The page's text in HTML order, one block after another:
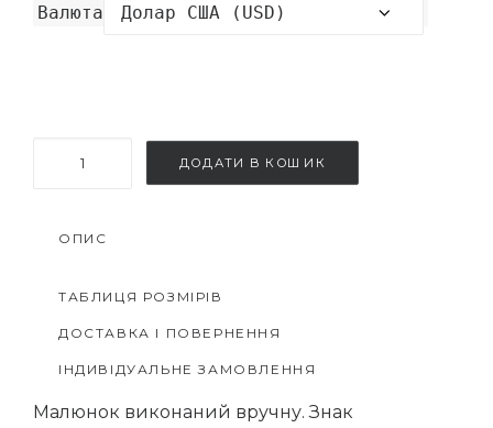
Валюта
ДОДАТИ В КОШИК
ОПИС
ТАБЛИЦЯ РОЗМІРІВ
ДОСТАВКА І ПОВЕРНЕННЯ
ІНДИВІДУАЛЬНЕ ЗАМОВЛЕННЯ
Малюнок виконаний вручну. Знак